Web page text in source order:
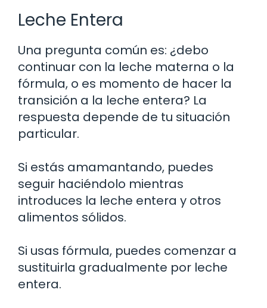
Leche Entera
Una pregunta común es: ¿debo
continuar con la leche materna o la
fórmula, o es momento de hacer la
transición a la leche entera? La
respuesta depende de tu situación
particular.
Si estás amamantando, puedes
seguir haciéndolo mientras
introduces la leche entera y otros
alimentos sólidos.
Si usas fórmula, puedes comenzar a
sustituirla gradualmente por leche
entera.